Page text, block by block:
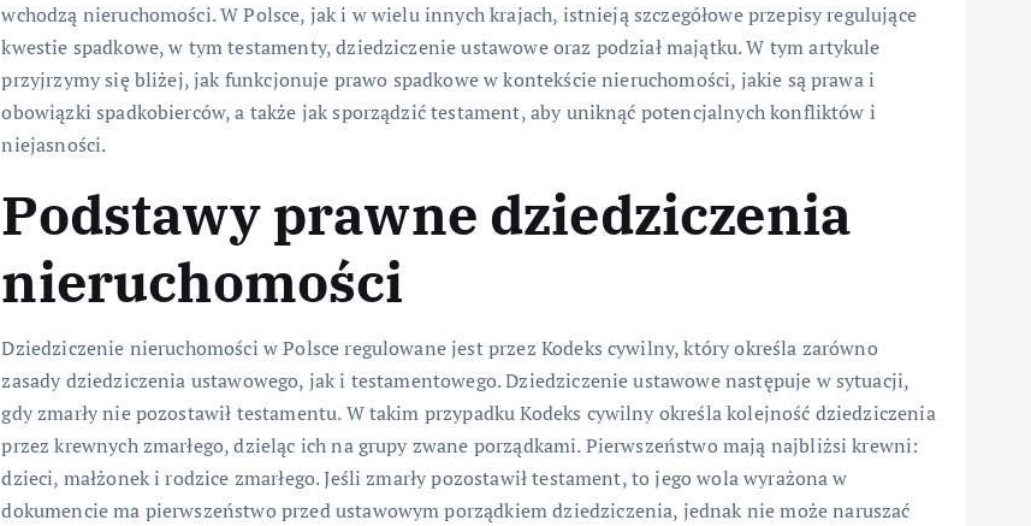
wchodzą nieruchomości. W Polsce, jak i w wielu innych krajach, istnieją szczegółowe przepisy regulujące
kwestie spadkowe, w tym testamenty, dziedziczenie ustawowe oraz podział majątku. W tym artykule
przyjrzymy się bliżej, jak funkcjonuje prawo spadkowe w kontekście nieruchomości, jakie są prawa i
obowiązki spadkobierców, a także jak sporządzić testament, aby uniknąć potencjalnych konfliktów i
niejasności.
Podstawy prawne dziedziczenia
nieruchomości
Dziedziczenie nieruchomości w Polsce regulowane jest przez Kodeks cywilny, który określa zarówno
zasady dziedziczenia ustawowego, jak i testamentowego. Dziedziczenie ustawowe następuje w sytuacji,
gdy zmarły nie pozostawił testamentu. W takim przypadku Kodeks cywilny określa kolejność dziedziczenia
przez krewnych zmarłego, dzieląc ich na grupy zwane porządkami. Pierwszeństwo mają najbliżsi krewni:
dzieci, małżonek i rodzice zmarłego. Jeśli zmarły pozostawił testament, to jego wola wyrażona w
dokumencie ma pierwszeństwo przed ustawowym porządkiem dziedziczenia, jednak nie może naruszać